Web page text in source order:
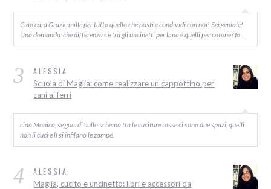
Ciao cara Grazie mille per tutto quello che posti e condividi con noi! Sei geniale!
Una domanda: che differenza c’è tra gli uncinetti per lana e quelli per cotone? Io…
3 ALESSIA
Scuola di Maglia: come realizzare un cappottino per
cani ai ferri
ciao Monica, se guardi sullo schema tra le cuciture rosse ci sono due spazi, quelli
non li cuci e lì si infilano le zampe.
4 ALESSIA
Maglia, cucito e uncinetto: libri e accessori da